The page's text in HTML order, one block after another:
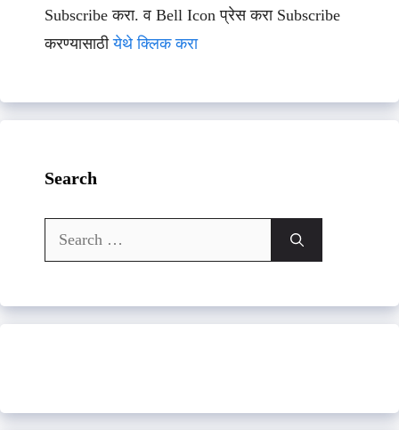
Subscribe करा. व Bell Icon प्रेस करा Subscribe
करण्यासाठीयेथे क्लिक करा
Search
Search
for: